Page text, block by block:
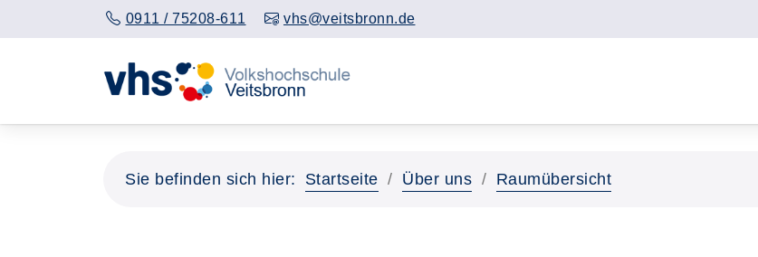
0911 / 75208-611 vhs@veitsbronn.de
Sie befinden sich hier: Startseite Über uns Raumübersicht